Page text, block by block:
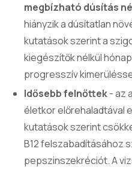
megbízható dúsítás
hiányzik a dúsítatlan
kutatások szerint a
kiegészítők nélkül
progresszív
Idősebb felnőttek- az
életkor előrehaladtával
kutatások szerint
B12 felszabadításához
pepszinszekréciót. A